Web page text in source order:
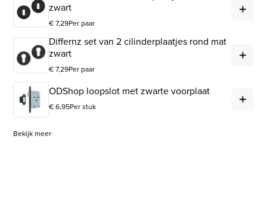
zwart
€7,29Per paar
Differnz set van 2 cilinderplaatjes rond mat
zwart
€7,29Per paar
ODShop loopslot met zwarte voorplaat
€6,95Per stuk
Bekijk meer